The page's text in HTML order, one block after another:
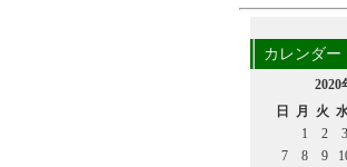
カレンダー
2020
日
月 火
1 2 3
7
8 9